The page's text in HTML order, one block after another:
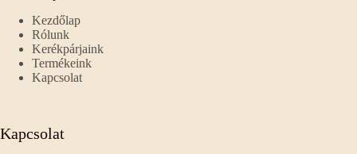
Kezdőlap
Rólunk
Kerékpárjaink
Termékeink
Kapcsolat
Kapcsolat